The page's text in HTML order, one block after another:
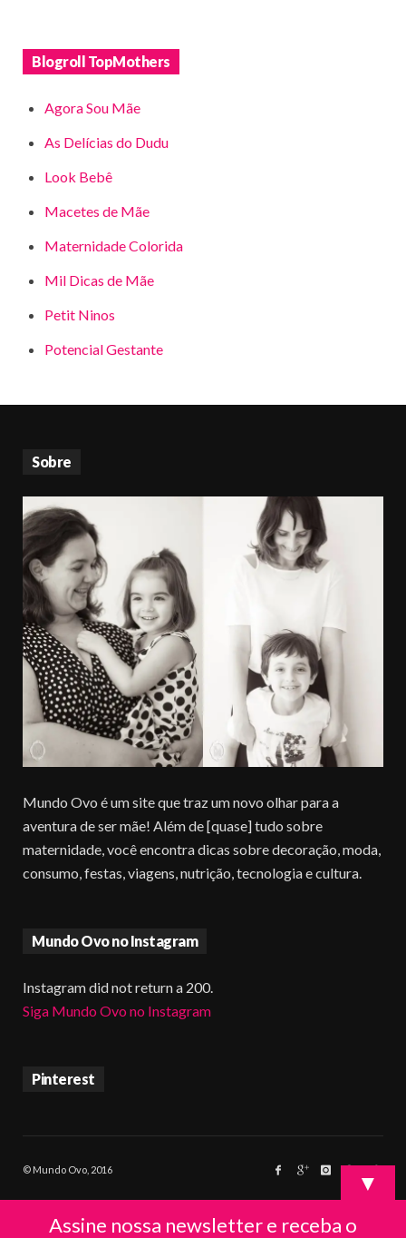
Blogroll TopMothers
Agora Sou Mãe
As Delícias do Dudu
Look Bebê
Macetes de Mãe
Maternidade Colorida
Mil Dicas de Mãe
Petit Ninos
Potencial Gestante
Sobre
Mundo Ovo é um site que traz um novo olhar para a
aventura de ser mãe! Além de [quase] tudo sobre
maternidade, você encontra dicas sobre decoração, moda,
consumo, festas, viagens, nutrição, tecnologia e cultura.
Mundo Ovo no Instagram
Instagram did not return a 200.
Siga Mundo Ovo no Instagram
Pinterest
© Mundo Ovo, 2016 ▼
Assine nossa newsletter e receba o